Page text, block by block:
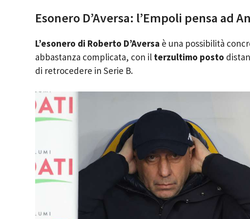
Esonero D’Aversa: l’Empoli pensa ad
L’esonero di Roberto D’Aversa è una possibilità
abbastanza complicata, con il terzultimo posto
di retrocedere in Serie B.